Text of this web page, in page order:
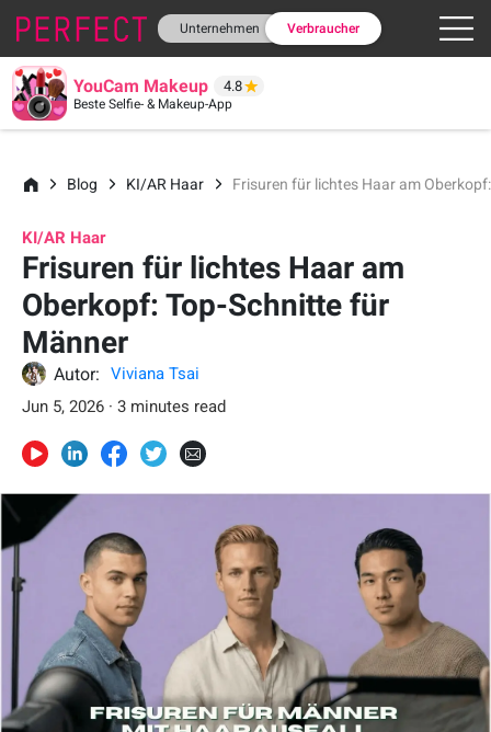
Unternehmen Verbraucher
YouCam Makeup 4.8
Beste Selfie- & Makeup-App
Blog KI/AR Haar Frisuren für lichtes Haar am
KI/AR Haar
Frisuren für lichtes Haar am
Oberkopf: Top-Schnitte für
Männer
Autor:
Viviana Tsai
Jun 5, 2026 · 3 minutes read